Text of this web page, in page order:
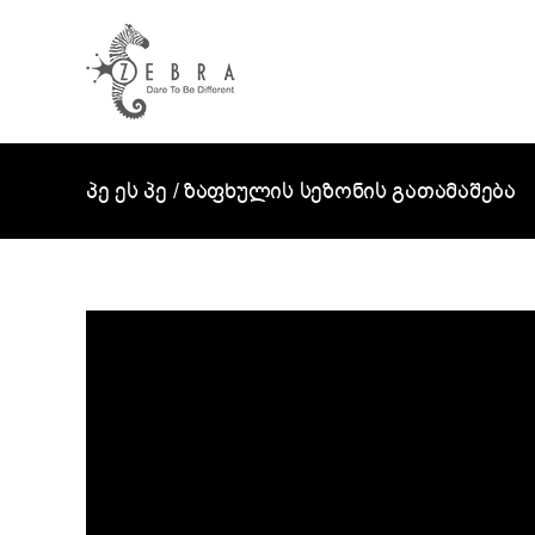
პე ეს პე / ზაფხულის სეზონის გათამაშება